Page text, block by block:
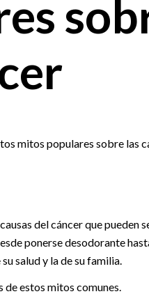
mitos populares sobre las
del cáncer que pueden
ponerse desodorante
salud y la de su familia.
de estos mitos comunes.